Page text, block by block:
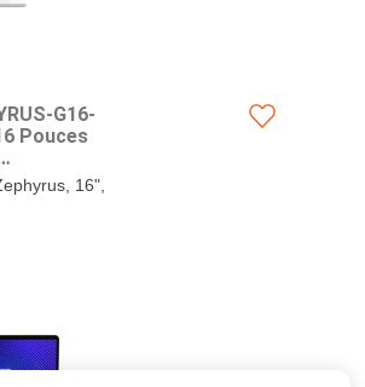
G16-
Pouces
Core™
DDR5X,
GeForce
11
16",